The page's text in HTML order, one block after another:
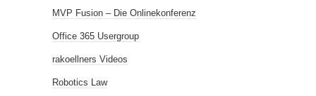
MVP Fusion – Die Onlinekonferenz
Office 365 Usergroup
rakoellners Videos
Robotics Law